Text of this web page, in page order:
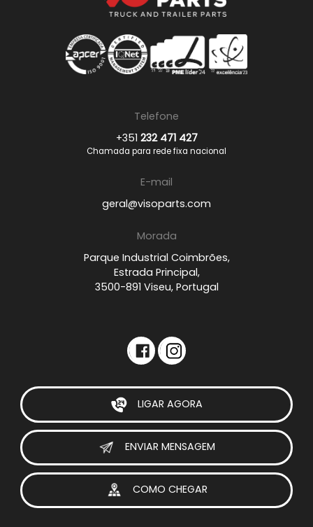
Telefone
+351 232 471 427
Chamada para rede fixa nacional
E-mail
geral@visoparts.com
Morada
Parque Industrial Coimbrões,
Estrada Principal,
3500-891 Viseu, Portugal
LIGAR AGORA
ENVIAR MENSAGEM
COMO CHEGAR